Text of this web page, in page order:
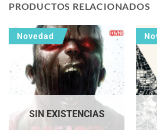
PRODUCTOS RELACIONADOS
Novedad
SIN EXISTENCIAS